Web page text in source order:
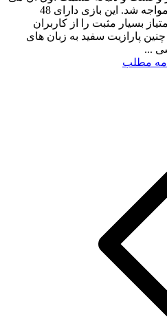
باشد که با استقبال کم نظیری مواجه شد. این بازی دارای 48
بسیار مثبت را از کاربران
پارازیت سفید به زبان های
...
مطلب